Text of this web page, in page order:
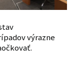
výrazne